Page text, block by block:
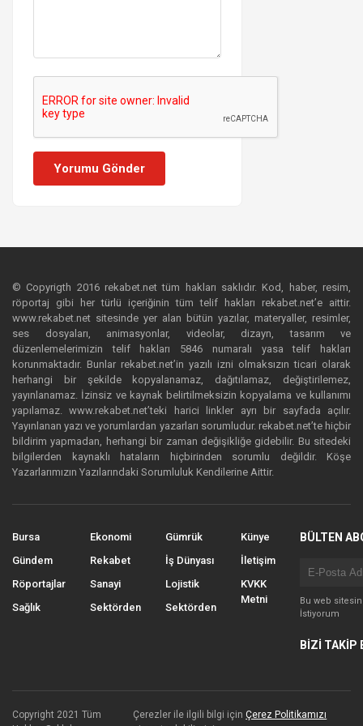
Yorumu Gönder
© Copyrigth 2016 rekabet.net tüm hakları saklıdır. Kod, haber, resim,
röportaj gibi her türlü içeriğinin tüm telif hakları rekabet.net’e aittir.
www.rekabet.net sitesinde yer alan bütün yazılar, materyaller, resimler,
ses dosyaları, animasyonlar, videolar, dizayn, tasarım ve
düzenlemelerimizin telif hakları 5846 numaralı yasa telif hakları
korunmaktadır. Bunlar rekabet.net’in yazılı izni olmaksızın ticari olarak
herhangi bir şekilde kopyalanamaz, dağıtılamaz, değiştirilemez,
yayınlanamaz. İzinsiz ve kaynak belirtilmeksizin kopyalama ve kullanımı
yapılamaz. www.rekabet.net’teki harici linkler ayrı bir sayfada açılır.
Yayınlanan yazı ve yorumlardan yazarları sorumludur. rekabet.net’te hiçbir
bildirim yapmadan, herhangi bir zaman değişikliğe gidebilir. Bu sitedeki
bilgilerden kaynaklı hataların hiçbirinden sorumlu değildir. Köşe
Yazarlarımızın Yazılarındaki Sorumluluk Kendilerine Aittir.
Bursa
Gündem
Röportajlar
Sağlık
Ekonomi
Rekabet
Sanayi
Sektörden
Gümrük
İş Dünyası
Lojistik
Sektörden
Künye
İletişim
KVKK
Metni
BÜLTEN
Bu web
İstiyorum
BİZİ TAKİP
Copyright 2021 Tüm
Çerezler ile ilgili bilgi içinÇerez Politikamızı